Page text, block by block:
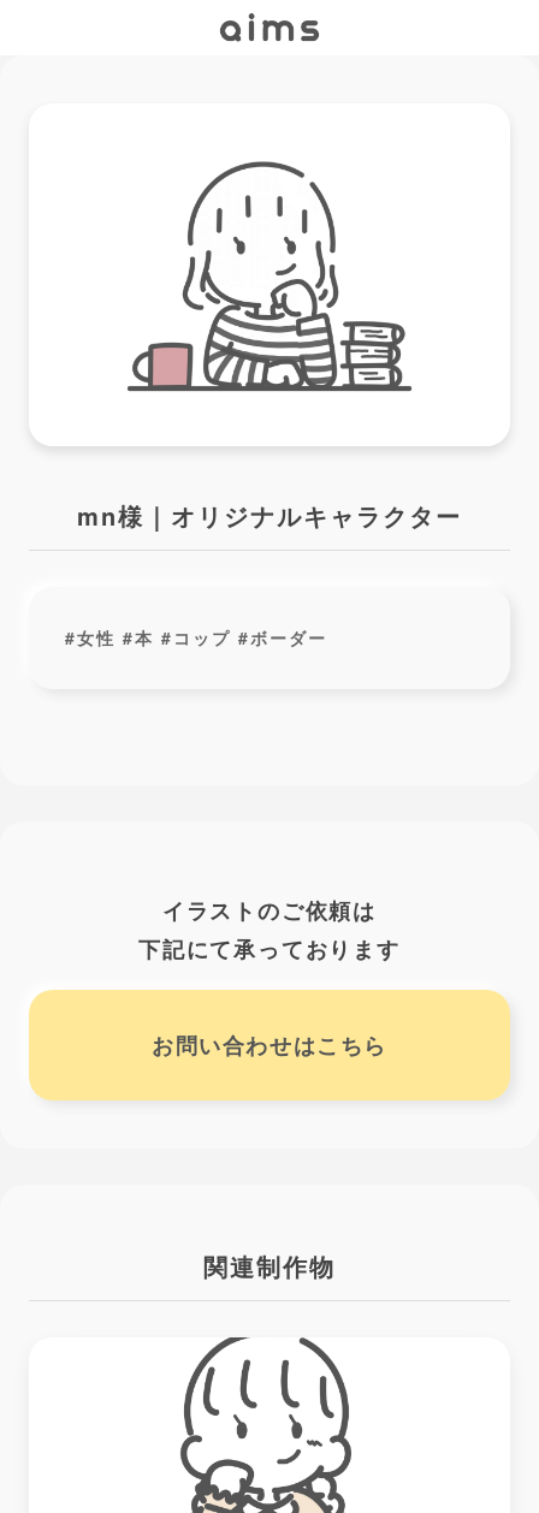
mn様｜オリジナルキャラクター
#女性 #本 #コップ #ボーダー
イラストのご依頼は
下記にて承っております
お問い合わせはこちら
関連制作物